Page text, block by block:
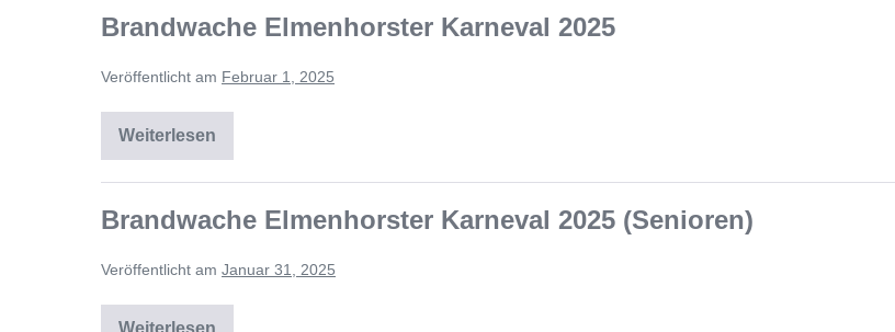
Brandwache Elmenhorster Karneval 2025
Veröffentlicht am Februar 1, 2025
Weiterlesen
Brandwache Elmenhorster Karneval 2025 (Senioren)
Veröffentlicht am Januar 31, 2025
Weiterlesen